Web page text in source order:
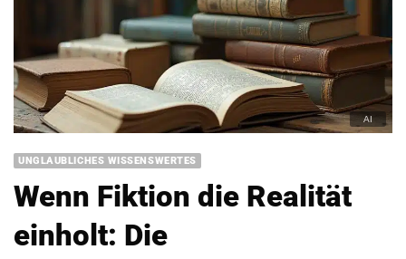
UNGLAUBLICHES WISSENSWERTES
Wenn Fiktion die Realität
einholt: Die